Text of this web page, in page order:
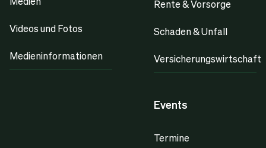
Videos und Fotos
Medieninformationen
Rente & Vorsorge
Schaden & Unfall
Versicherungswirtschaft
Events
Termine